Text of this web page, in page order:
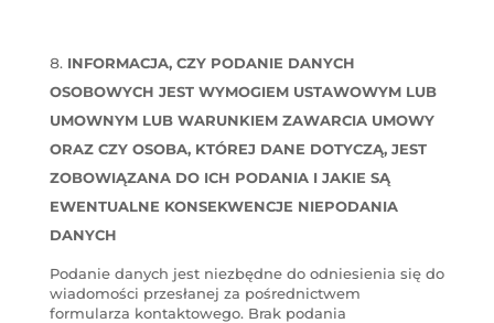
INFORMACJA, CZY PODANIE DANYCH
OSOBOWYCH JEST WYMOGIEM USTAWOWYM LUB
UMOWNYM LUB WARUNKIEM ZAWARCIA UMOWY
ORAZ CZY OSOBA, KTÓREJ DANE DOTYCZĄ, JEST
ZOBOWIĄZANA DO ICH PODANIA I JAKIE SĄ
EWENTUALNE KONSEKWENCJE NIEPODANIA
DANYCH
Podanie danych jest niezbędne do odniesienia się do
wiadomości przesłanej za pośrednictwem
formularza kontaktowego. Brak podania